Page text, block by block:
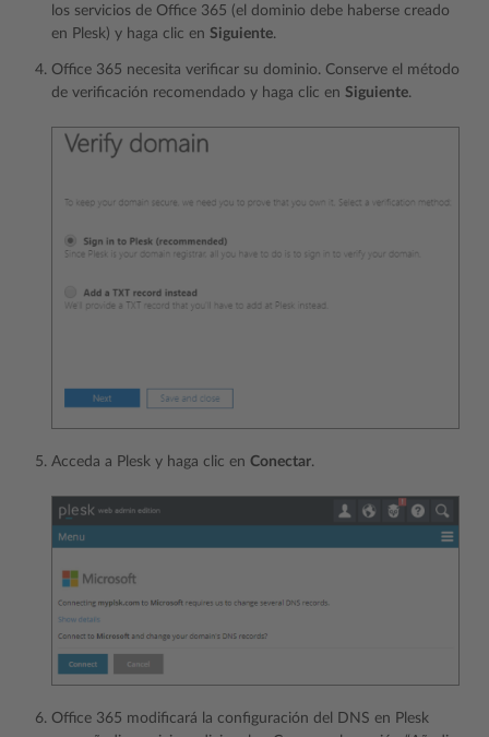
los servicios de Office 365 (el dominio debe haberse creado
en Plesk) y haga clic en Siguiente.
Office 365 necesita verificar su dominio. Conserve el método
de verificación recomendado y haga clic en Siguiente.
Acceda a Plesk y haga clic en Conectar.
Office 365 modificará la configuración del DNS en Plesk